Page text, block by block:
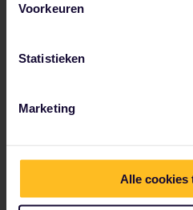
Voorkeuren
Statistieken
Marketing
Alle cookies
Intercity
Koop de toeslag